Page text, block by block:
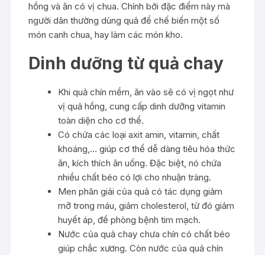
hồng và ăn có vị chua. Chính bởi đặc điểm này mà
người dân thường dùng quả để chế biến một số
món canh chua, hay làm các món kho.
Dinh dưỡng từ quả chay
Khi quả chín mềm, ăn vào sẽ có vị ngọt như
vị quả hồng, cung cấp dinh dưỡng vitamin
toàn diện cho cơ thể.
Có chứa các loại axit amin, vitamin, chất
khoáng,… giúp cơ thể dễ dàng tiêu hóa thức
ăn, kích thích ăn uống. Đặc biệt, nó chứa
nhiều chất béo có lợi cho nhuận tràng.
Men phân giải của quả có tác dụng giảm
mỡ trong máu, giảm cholesterol, từ đó giảm
huyết áp, đề phòng bệnh tim mạch.
Nước của quả chay chưa chín có chất béo
giúp chắc xương. Còn nước của quả chín